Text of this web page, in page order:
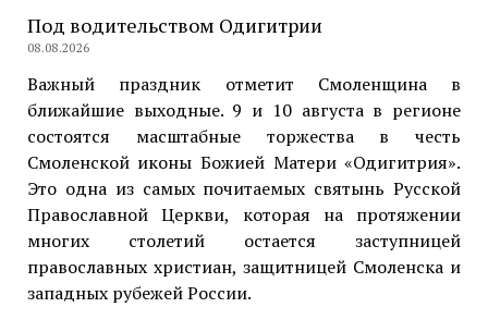
Под водительством Одигитрии
08.08.2026
Важный праздник отметит Смоленщина в
ближайшие выходные. 9 и 10 августа в регионе
состоятся масштабные торжества в честь
Смоленской иконы Божией Матери «Одигитрия».
Это одна из самых почитаемых святынь Русской
Православной Церкви, которая на протяжении
многих столетий остается заступницей
православных христиан, защитницей Смоленска и
западных рубежей России.